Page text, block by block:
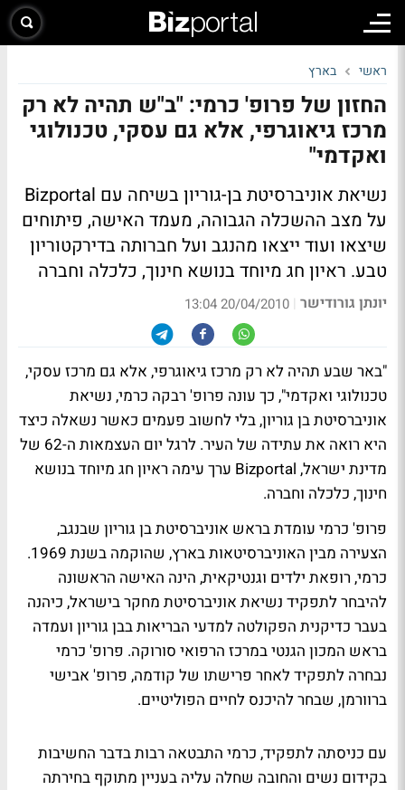
ראשי בארץ
החזון של פרופ' כרמי: "ב"ש תהיה לא רק
מרכז גיאוגרפי, אלא גם עסקי, טכנולוגי
ואקדמי"
נשיאת אוניברסיטת בן-גוריון בשיחה עם Bizportal
על מצב ההשכלה הגבוהה, מעמד האישה, פיתוחים
שיצאו ועוד ייצאו מהנגב ועל חברותה בדירקטוריון
טבע. ראיון חג מיוחד בנושא חינוך, כלכלה וחברה
יונתן גורודישר |
20/04/2010 13:04
"באר שבע תהיה לא רק מרכז גיאוגרפי, אלא גם מרכז עסקי,
טכנולוגי ואקדמי", כך עונה פרופ' רבקה כרמי, נשיאת
אוניברסיטת בן גוריון, בלי לחשוב פעמים כאשר נשאלה כיצד
היא רואה את עתידה של העיר. לרגל יום העצמאות ה-62 של
מדינת ישראל, Bizportal ערך עימה ראיון חג מיוחד בנושא
חינוך, כלכלה וחברה.
פרופ' כרמי עומדת בראש אוניברסיטת בן גוריון שבנגב,
הצעירה מבין האוניברסיטאות בארץ, שהוקמה בשנת 1969.
כרמי, רופאת ילדים וגנטיקאית, הינה האישה הראשונה
להיבחר לתפקיד נשיאת אוניברסיטת מחקר בישראל, כיהנה
בעבר כדיקנית הפקולטה למדעי הבריאות בבן גוריון ועמדה
בראש המכון הגנטי במרכז הרפואי סורוקה. פרופ' כרמי
נבחרה לתפקיד לאחר פרישתו של קודמה, פרופ' אבישי
ברוורמן, שבחר להיכנס לחיים הפוליטיים.
עם כניסתה לתפקיד, כרמי התבטאה רבות בדבר החשיבות
בקידום נשים והחובה שחלה עליה בעניין מתוקף בחירתה